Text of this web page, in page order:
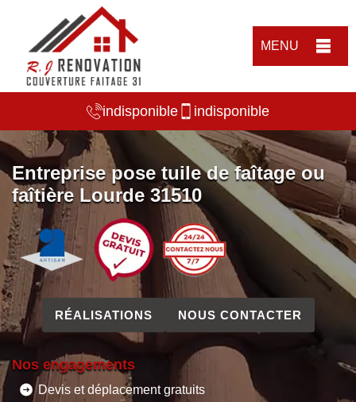
MENU
indisponible indisponible
Entreprise pose tuile de faîtage ou
faîtière Lourde 31510
RÉALISATIONS NOUS CONTACTER
Nos engagements
Devis et déplacement gratuits